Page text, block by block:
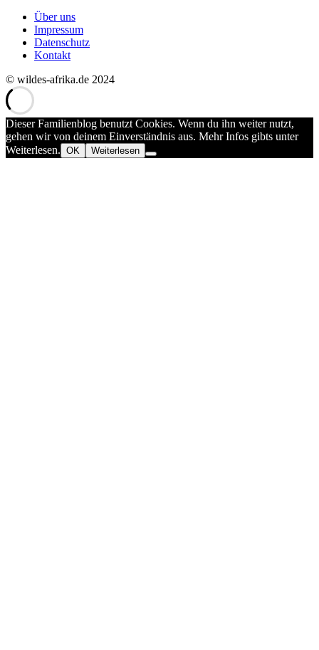
Über uns
Impressum
Datenschutz
Kontakt
© wildes-afrika.de 2024
Dieser Familienblog benutzt Cookies. Wenn du ihn weiter nutzt,
gehen wir von deinem Einverständnis aus. Mehr Infos gibts unter
Weiterlesen. OK Weiterlesen